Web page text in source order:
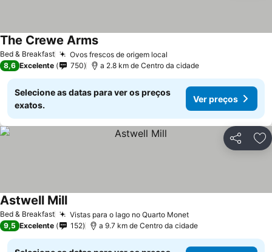
Bed & Breakfast Ovos frescos de origem local
The Crewe Arms
8,6 Excelente 750 a 2.8 km de Centro da cidade
Selecione as datas para ver os preços
exatos.
Ver preços
Partilhar
Bed & Breakfast Vistas para o lago no Quarto Monet
Astwell Mill
9,5 Excelente 152 a 9.7 km de Centro da cidade